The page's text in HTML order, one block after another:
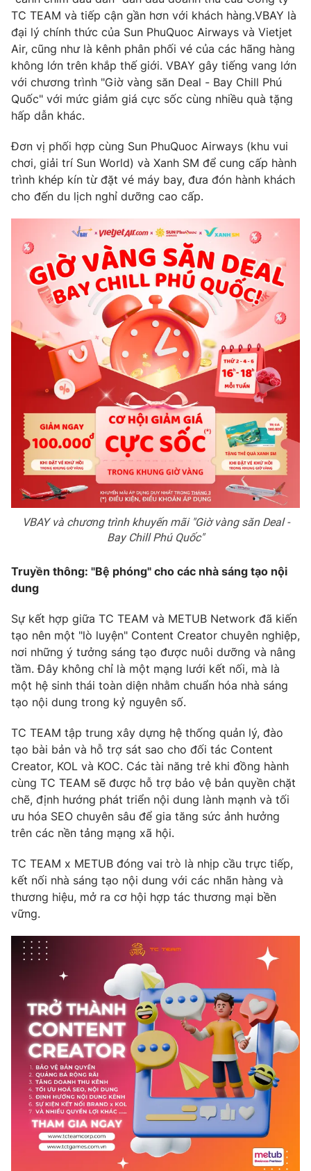
Liên hệ quảng cáo: 024-7300.7108
® Cấm sao chép dưới mọi hình thức nếu không có sự chấp
thuận bằng văn bản. Ghi rõ nguồn VTV.vn khi phát hành lại
thông tin từ website này.
TC TEAM và tiếp cận gần hơn với khách hàng.VBAY là
đại lý chính thức của Sun PhuQuoc Airways và Vietjet
Air, cũng như là kênh phân phối vé của các hãng hàng
không lớn trên khắp thế giới. VBAY gây tiếng vang lớn
với chương trình "Giờ vàng săn Deal - Bay Chill Phú
Quốc" với mức giảm giá cực sốc cùng nhiều quà tặng
hấp dẫn khác.
Đơn vị phối hợp cùng Sun PhuQuoc Airways (khu vui
chơi, giải trí Sun World) và Xanh SM để cung cấp hành
trình khép kín từ đặt vé máy bay, đưa đón hành khách
cho đến du lịch nghỉ dưỡng cao cấp.
VBAY và chương trình khuyến mãi "Giờ vàng săn Deal -
Bay Chill Phú Quốc"
Truyền thông: "Bệ phóng" cho các nhà sáng tạo nội
dung
Sự kết hợp giữa TC TEAM và METUB Network đã kiến
tạo nên một "lò luyện" Content Creator chuyên nghiệp,
nơi những ý tưởng sáng tạo được nuôi dưỡng và nâng
tầm. Đây không chỉ là một mạng lưới kết nối, mà là
một hệ sinh thái toàn diện nhằm chuẩn hóa nhà sáng
tạo nội dung trong kỷ nguyên số.
TC TEAM tập trung xây dựng hệ thống quản lý, đào
tạo bài bản và hỗ trợ sát sao cho đối tác Content
Creator, KOL và KOC. Các tài năng trẻ khi đồng hành
cùng TC TEAM sẽ được hỗ trợ bảo vệ bản quyền chặt
chẽ, định hướng phát triển nội dung lành mạnh và tối
ưu hóa SEO chuyên sâu để gia tăng sức ảnh hưởng
trên các nền tảng mạng xã hội.
TC TEAM x METUB đóng vai trò là nhịp cầu trực tiếp,
kết nối nhà sáng tạo nội dung với các nhãn hàng và
thương hiệu, mở ra cơ hội hợp tác thương mại bền
vững.